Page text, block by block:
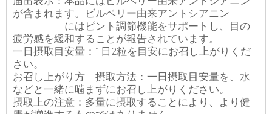
が含まれます。ビルベリー由来アントシアニン
にはピント調節機能をサポートし、目の
疲労感を緩和することが報告されています。
一日摂取目安量：1日2粒を目安にお召し上がりくだ
さい。
お召し上がり方 摂取方法：一日摂取目安量を、水
などと一緒に噛まずにお召し上がりください。
摂取上の注意：多量に摂取することにより、より健